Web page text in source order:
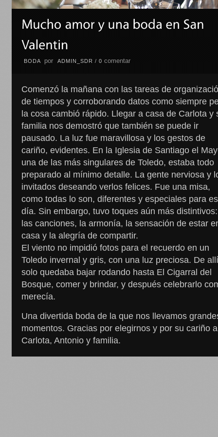
BODA por ADMIN_SDR /0comentar
Comenzó la mañana con las tareas de
de tiempos y corroborando datos como siempre
la cosa cambió rápido. Llegar a casa de Carlota y
familia nos demostró que también se puede ir
pausado. La luz fue maravillosa y los gestos de
cariño, evidentes. En la Iglesia de Santiago el
una de las más singulares de Toledo, estaba todo
preparado al mínimo detalle. La gente nerviosa y
invitados deseando verlos felices. Fue una misa,
como todas lo son, diferentes y especiales para
día. Sin embargo, tuvo toques aún más distintivos:
las canciones, la armonía, la sensación de estar
casa y la alegría de compartir.
El viento no impidió fotos para el recuerdo en un
Toledo invernal y gris, con una luz preciosa. De
solo quedaba bajar rodando hasta El Cigarral del
Bosque, comer y brindar, y después celebrarlo
merecía.
Una divertida boda de la que nos llevamos
momentos. Gracias por elegirnos y por su cariño a
Carlota, Antonio y familia.